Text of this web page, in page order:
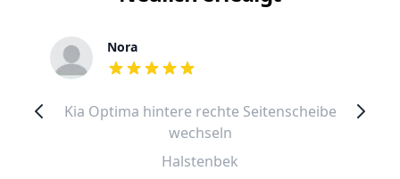
Nora
out of 5 stars
Kia Optima hintere rechte Seitenscheibe
wechseln
Halstenbek